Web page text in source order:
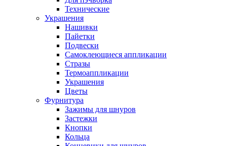
Технические
Украшения
Нашивки
Пайетки
Подвески
Самоклеющиеся аппликации
Стразы
Термоаппликации
Украшения
Цветы
Фурнитура
Зажимы для шнуров
Застежки
Кнопки
Кольца